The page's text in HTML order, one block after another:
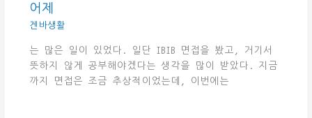
어제
겐바생활
는 많은 일이 있었다. 일단 IBIB 면접을 봤고, 거기서
뜻하지 않게 공부해야겠다는 생각을 많이 받았다. 지금
까지 면접은 조금 추상적이었는데, 이번에는